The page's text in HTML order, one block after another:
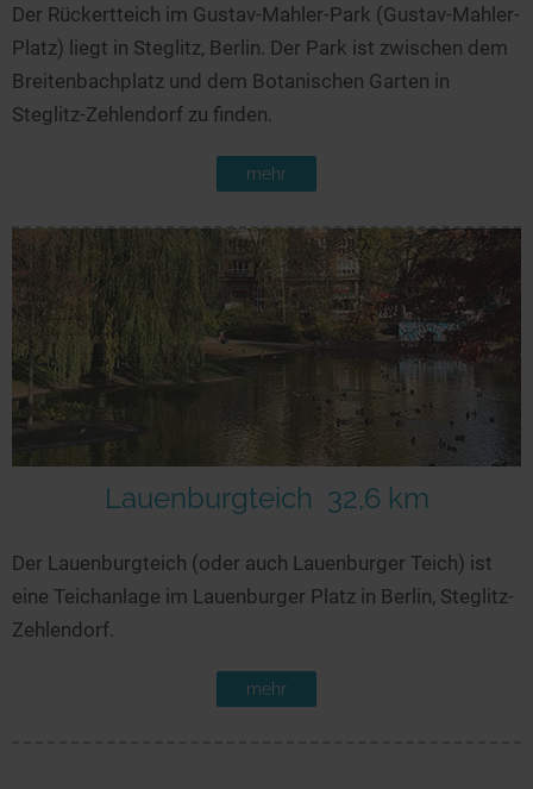
Der Rückertteich im Gustav-Mahler-Park (Gustav-Mahler-
Platz) liegt in Steglitz, Berlin. Der Park ist zwischen dem
Breitenbachplatz und dem Botanischen Garten in
Steglitz-Zehlendorf zu finden.
mehr
Lauenburgteich 32,6 km
Der Lauenburgteich (oder auch Lauenburger Teich) ist
eine Teichanlage im Lauenburger Platz in Berlin, Steglitz-
Zehlendorf.
mehr